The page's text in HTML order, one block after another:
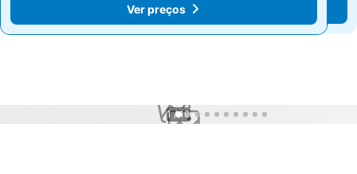
Ver preços
Ver preços
1 / 10